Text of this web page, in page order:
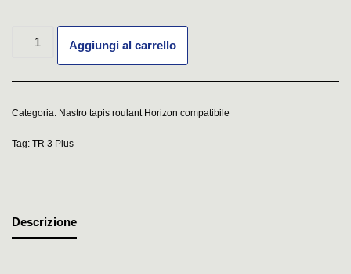
Aggiungi al carrello
Categoria: Nastro tapis roulant Horizon compatibile
Tag: TR 3 Plus
Descrizione